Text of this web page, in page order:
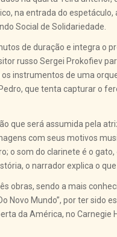
na entrada do espetáculo,
Social de Solidariedade.
de duração e integra o
russo Sergei Prokofiev
instrumentos de uma
que tenta capturar o
que será assumida pela
com seus motivos
o som do clarinete é o
o narrador explica o
obras, sendo a mais
Novo Mundo”, por ter sido
da América, no Carnegie